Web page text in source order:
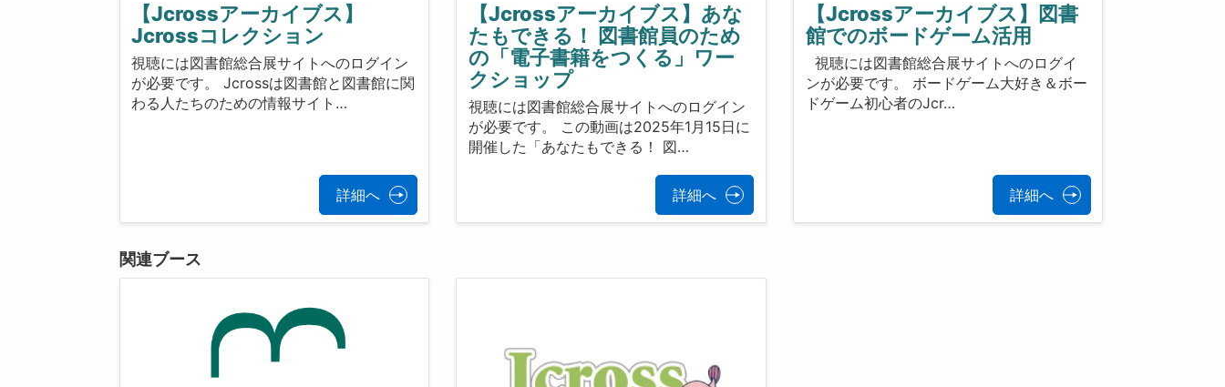
【Jcrossアーカイブス】
Jcrossコレクション
視聴には図書館総合展サイトへのログイン
が必要です。 Jcrossは図書館と図書館に関
わる人たちのための情報サイト…
詳細へ
【Jcrossアーカイブス】あな
たもできる！ 図書館員のため
の「電子書籍をつくる」ワー
クショップ
視聴には図書館総合展サイトへのログイン
が必要です。 この動画は2025年1月15日に
開催した「あなたもできる！ 図…
詳細へ
【Jcrossアーカイブス】図書
館でのボードゲーム活用
視聴には図書館総合展サイトへのログイ
ンが必要です。 ボードゲーム大好き＆ボー
ドゲーム初心者のJcr…
詳細へ
関連ブース